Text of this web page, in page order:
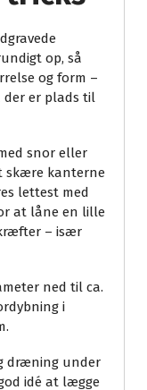
op, så
og form –
der er plads til
snor eller
skære kanterne
lettest med
at låne en lille
– især
ned til ca.
i
dræning under
idé at lægge